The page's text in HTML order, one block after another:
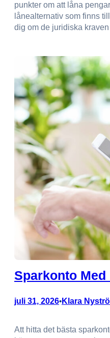
punkter om att låna
lånealternativ som finns
dig om de juridiska
Sparkonto Med
juli 31, 2026•Klara
Att hitta det bästa